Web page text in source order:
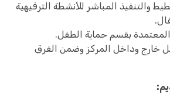
والتنفيذ المباشر للأنشطة الترفيهية
بقسم حماية الطفل.
خارج وداخل المركز وضمن الفرق